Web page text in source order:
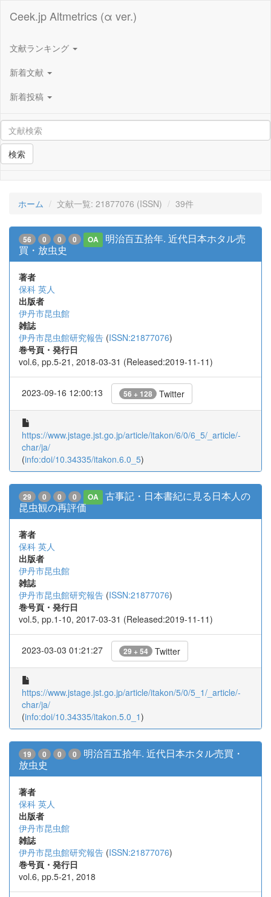
Ceek.jp Altmetrics (α ver.)
文献ランキング
新着文献
新着投稿
検索
ホーム 文献一覧: 21877076 (ISSN) 39件
56 0 0 0 OA
明治百五拾年. 近代日本ホタル売
買・放虫史
著者
保科 英人
出版者
伊丹市昆虫館
雑誌
伊丹市昆虫館研究報告 (ISSN:21877076)
巻号頁・発行日
vol.6, pp.5-21, 2018-03-31 (Released:2019-11-11)
2023-09-16 12:00:13 56 + 128 Twitter
https://www.jstage.jst.go.jp/article/itakon/6/0/6_5/_article/-
char/ja/
(info:doi/10.34335/itakon.6.0_5)
29 0 0 0 OA
古事記・日本書紀に見る日本人の
昆虫観の再評価
著者
保科 英人
出版者
伊丹市昆虫館
雑誌
伊丹市昆虫館研究報告 (ISSN:21877076)
巻号頁・発行日
vol.5, pp.1-10, 2017-03-31 (Released:2019-11-11)
2023-03-03 01:21:27 29 + 54 Twitter
https://www.jstage.jst.go.jp/article/itakon/5/0/5_1/_article/-
char/ja/
(info:doi/10.34335/itakon.5.0_1)
19 0 0 0
明治百五拾年. 近代日本ホタル売買・
放虫史
著者
保科 英人
出版者
伊丹市昆虫館
雑誌
伊丹市昆虫館研究報告 (ISSN:21877076)
巻号頁・発行日
vol.6, pp.5-21, 2018